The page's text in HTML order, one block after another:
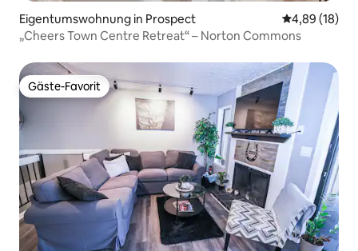
Eigentumswohnung in Prospect
4,89 (18)
„Cheers Town Centre Retreat“ – Norton Commons
Gäste-Favorit
Gäste-Favorit